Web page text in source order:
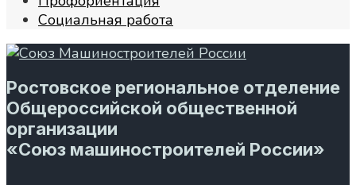
Социальная работа
Ростовское региональное отделение
Общероссийской общественной
организации
«Союз машиностроителей России»